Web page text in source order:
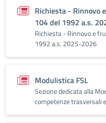
Richiesta - Rinnovo
104 del 1992 a.s.
Richiesta - Rinnovo e
1992 a.s. 2025-2026
Modulistica FSL
Sezione dedicata alla
competenze trasversali